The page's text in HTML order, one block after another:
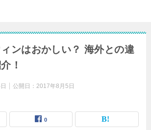
ンはおかしい？ 海外との違
！
公開日： 2017年8月5日
0